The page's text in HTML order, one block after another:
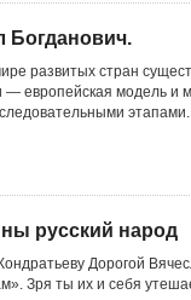
Богданович.
развитых стран
европейская модель и
русский народ
Дорогой
Зря ты их и себя